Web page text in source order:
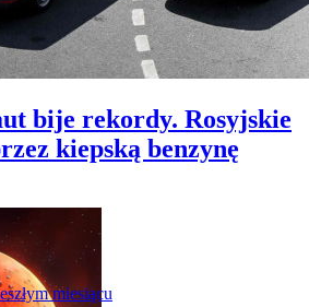
bije rekordy. Rosyjskie
kiepską benzynę
miesiącu